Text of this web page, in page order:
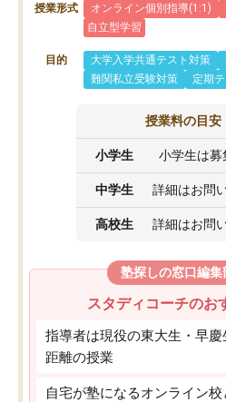
授業形式 オンライン個別指導(1:1)
自立型学習
目的 大学入学共通テスト対策
難関私立受験対策
定期
授業料の目安
小学生 小学生は募
中学生 詳細はお問
高校生 詳細はお問
塾探しの窓口編集
スタディコーチのお
指導者は現役の東大生・早
距離の授業
自宅が塾になるオンライン